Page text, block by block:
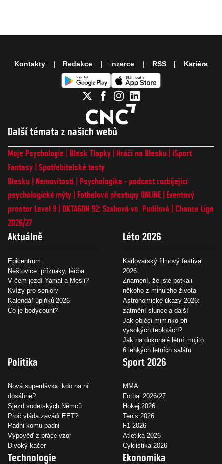
Další témata z našich webů
Moje Psychologie Blesk Tlapky Hráči na Blesku
iSport
Fantasy Spotřebitelské testy
Blesku
Nemovitosti
Psychologika - podcast rozbíjející
psychologické mýty
Fotbalové přestupy ONLINE
Eventový
prostor Level 9 OKTAGON 92: Szabová vs. Pudilová
Chance Liga
2026/27
Aktuálně
Epicentrum
Neštovice: příznaky, léčba
V čem jezdí Yamal a Mesii?
Kvízy pro seniory
Kalendář úplňků 2026
Co je bodycount?
Léto 2026
Karlovarský filmový festival
2026
Znamení, že jste potkali
někoho z minulého života
Astronomické úkazy 2026:
zatmění slunce a další
Jak obléci miminko při
vysokých teplotách?
Jak na dokonalé letní mojito
6 lehkých letních salátů
Politika
Nová superdávka: kdo na ní
dosáhne?
Sjezd sudetských Němců
Proč vláda zavádí EET?
Padni komu padni
Výpověď z práce vzor
Divoký kačer
Sport 2026
MMA
Fotbal 2026/27
Hokej 2026
Tenis 2026
F1 2026
Atletika 2026
Cyklistika 2026
Technologie Ekonomika
Kontakty Redakce Inzerce RSS Kariéra